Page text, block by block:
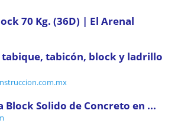
70 Kg. (36D) | El Arenal
tabicón, block y ladrillo
Block Solido de Concreto en ...